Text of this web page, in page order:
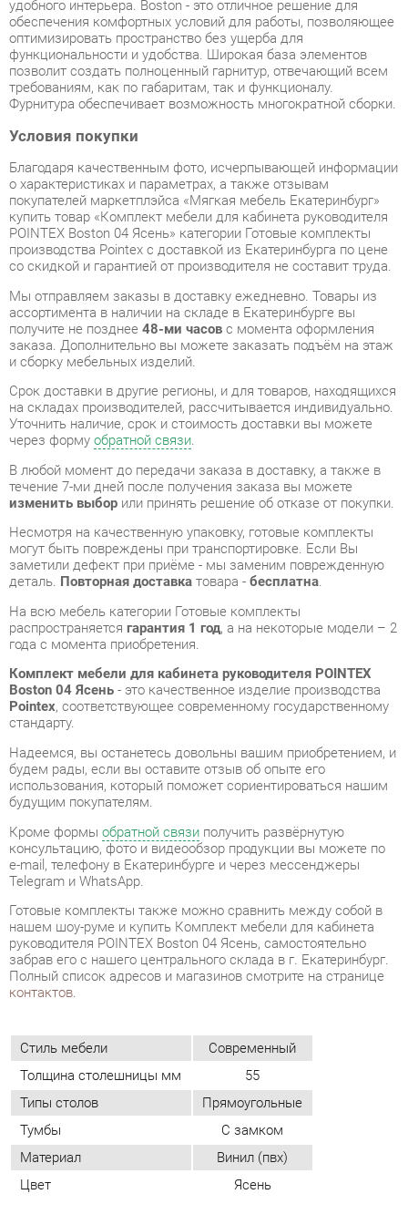
Фурнитура обеспечивает возможность многократной сборки.
Условия покупки
Благодаря качественным фото, исчерпывающей информации
о характеристиках и параметрах, а также отзывам
покупателей маркетплэйса «Мягкая мебель Екатеринбург»
POINTEX Boston 04 Ясень» категории Готовые комплекты
со скидкой и гарантией от производителя не составит труда.
Мы отправляем заказы в доставку ежедневно. Товары из
ассортимента в наличии на складе в Екатеринбурге вы
получите не позднее48-ми часовс момента оформления
заказа. Дополнительно вы можете заказать подъём на этаж
и сборку мебельных изделий.
Срок доставки в другие регионы, и для товаров, находящихся
на складах производителей, рассчитывается индивидуально.
Уточнить наличие, срок и стоимость доставки вы можете
через формуобратной связи
В любой момент до передачи заказа в доставку, а также в
течение 7-ми дней после получения заказа вы можете
изменить выбор или принять решение об отказе от покупки.
Несмотря на качественную упаковку, готовые комплекты
могут быть повреждены при транспортировке. Если Вы
заметили дефект при приёме - мы заменим поврежденную
деталь.Повторная доставкатовара -бесплатна.
На всю мебель категории Готовые комплекты
года с момента приобретения.
Комплект мебели для кабинета руководителя POINTEX
Boston 04 Ясень- это качественное изделие производства
стандарту.
Надеемся, вы останетесь довольны вашим приобретением, и
будем рады, если вы оставите отзыв об опыте его
использования, который поможет сориентироваться нашим
будущим покупателям.
Кроме формыобратной связиполучить развёрнутую
консультацию, фото и видеообзор продукции вы можете по
e-mail, телефону в Екатеринбурге и через мессенджеры
Telegram и WhatsApp.
Готовые комплекты также можно сравнить между собой в
нашем шоу-руме и купить Комплект мебели для кабинета
руководителя POINTEX Boston 04 Ясень, самостоятельно
забрав его с нашего центрального склада в г. Екатеринбург.
Полный список адресов и магазинов смотрите на странице
контактов.
Стиль мебели Современный
Толщина столешницы мм
55
Типы столов
Прямоугольные
Тумбы
Цвет Ясень
ОТЗЫВЫ
Пока нет отзывов, поделитесь первым своим мнением.
ДОБАВИТЬ ОТЗЫВ